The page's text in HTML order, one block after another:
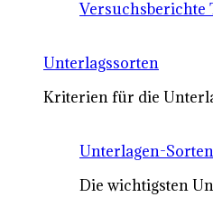
Versuchsberichte
Unterlagssorten
Kriterien für die
Unterlagen-Sorten
Die wichtigsten